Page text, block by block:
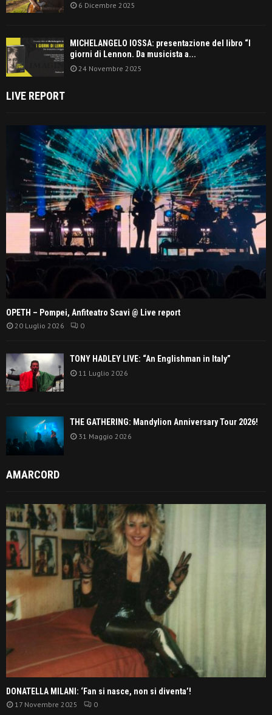
6 Dicembre 2025
MICHELANGELO IOSSA: presentazione del libro “I
giorni di Lennon. Da musicista a...
24 Novembre 2025
LIVE REPORT
OPETH – Pompei, Anfiteatro Scavi @ Live report
20 Luglio 2026 0
TONY HADLEY LIVE: “An Englishman in Italy”
11 Luglio 2026
THE GATHERING: Mandylion Anniversary Tour 2026!
31 Maggio 2026
AMARCORD
DONATELLA MILANI: ‘Fan si nasce, non si diventa’!
17 Novembre 2025 0